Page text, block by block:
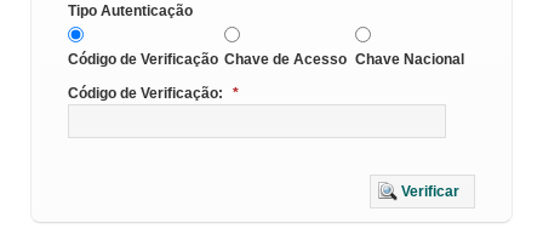
Tipo Autenticação
Código de Verificação Chave de Acesso Chave Nacional
Código de Verificação:
*
Verificar